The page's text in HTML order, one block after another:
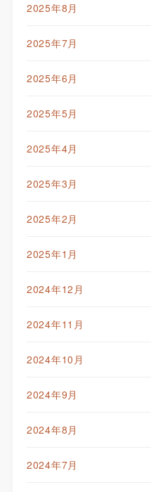
2025年8月
2025年7月
2025年6月
2025年5月
2025年4月
2025年3月
2025年2月
2025年1月
2024年12月
2024年11月
2024年10月
2024年9月
2024年8月
2024年7月